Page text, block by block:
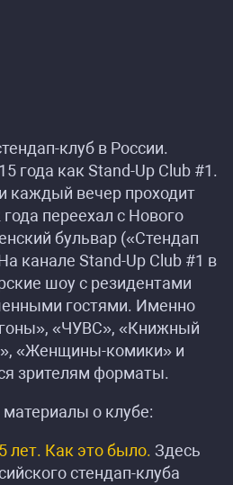
клуб в России.
года как Stand-Up Club #1.
каждый вечер проходит
переехал с Нового
бульвар («Стендап
канале Stand-Up Club #1 в
шоу с резидентами
гостями. Именно
«ЧУВС», «Книжный
«Женщины-комики» и
зрителям форматы.
о клубе:
лет. Как это было. Здесь
стендап-клуба